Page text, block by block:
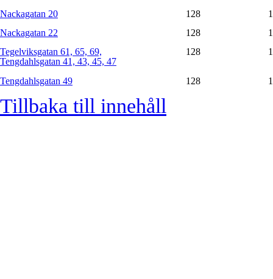
Nackagatan 20 128
Nackagatan 22
128
Tegelviksgatan 61, 65, 69,
Tengdahlsgatan 41, 43, 45, 47
128
Tengdahlsgatan 49 128
Tillbaka till innehåll